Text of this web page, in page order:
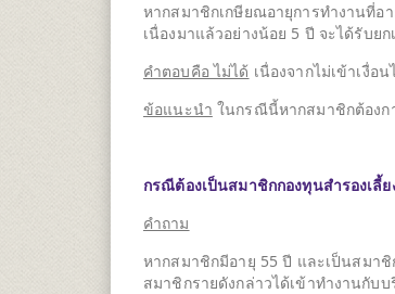
หากสมาชิกเกษียณอายุการทำงานที่อ
เนื่องมาแล้วอย่างน้อย 5 ปี จะได้รับย
คำตอบคือ ไม่ได้ เนื่องจากไม่เข้าเงื่อ
ข้อแนะนำ ในกรณีนี้หากสมาชิกต้องก
กรณีต้องเป็นสมาชิกกองทุนสำรองเลี้
คำถาม
หากสมาชิกมีอายุ 55 ปี และเป็นสมา
สมาชิกรายดังกล่าวได้เข้าทำงานกับ